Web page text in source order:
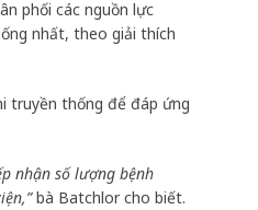
phối các nguồn lực
nhất, theo giải thích
truyền thống để đáp ứng
nhận số lượng bệnh
bà Batchlor cho biết.